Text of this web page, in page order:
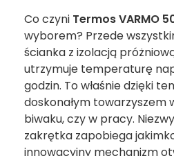
Co czyni Termos VARMO
wyborem? Przede
ścianka z izolacją
utrzymuje temperaturę
godzin. To właśnie dzięki
doskonałym towarzyszem
biwaku, czy w pracy.
zakrętka zapobiega
innowacyjny mechanizm